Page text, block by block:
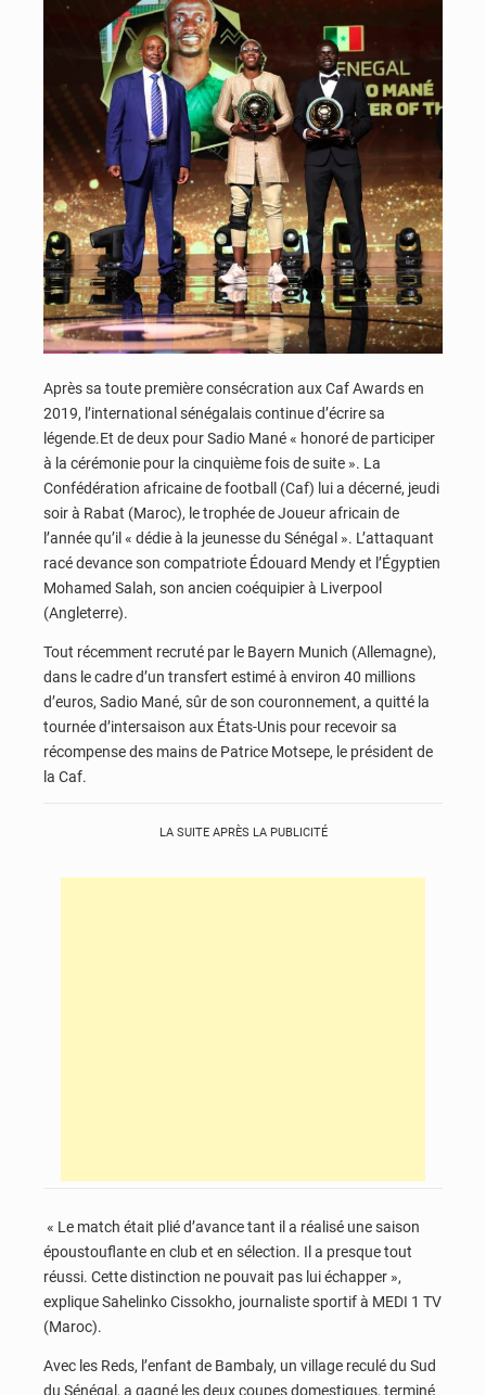
Après sa toute première consécration aux Caf Awards en
2019, l’international sénégalais continue d’écrire sa
légende.Et de deux pour Sadio Mané « honoré de participer
à la cérémonie pour la cinquième fois de suite ». La
Confédération africaine de football (Caf) lui a décerné, jeudi
soir à Rabat (Maroc), le trophée de Joueur africain de
l’année qu’il « dédie à la jeunesse du Sénégal ». L’attaquant
racé devance son compatriote Édouard Mendy et l’Égyptien
Mohamed Salah, son ancien coéquipier à Liverpool
(Angleterre).
Tout récemment recruté par le Bayern Munich (Allemagne),
dans le cadre d’un transfert estimé à environ 40 millions
d’euros, Sadio Mané, sûr de son couronnement, a quitté la
tournée d’intersaison aux États-Unis pour recevoir sa
récompense des mains de Patrice Motsepe, le président de
la Caf.
LA SUITE APRÈS LA PUBLICITÉ
« Le match était plié d’avance tant il a réalisé une saison
époustouflante en club et en sélection. Il a presque tout
réussi. Cette distinction ne pouvait pas lui échapper »,
explique Sahelinko Cissokho, journaliste sportif à MEDI 1 TV
(Maroc).
Avec les Reds, l’enfant de Bambaly, un village reculé du Sud
du Sénégal, a gagné les deux coupes domestiques, terminé